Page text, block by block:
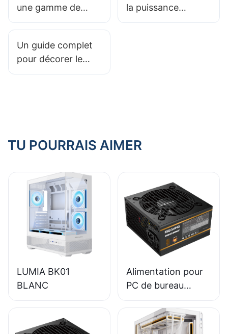
une gamme de
boîtiers PC de
la puissance
d'alimentation
Un guide complet
pour décorer le
boîtier de votre PC
TU POURRAIS AIMER
LUMIA BK01
BLANC
Alimentation pour
PC de bureau
ESGAMING 650W,
module complet,
haute qualité,